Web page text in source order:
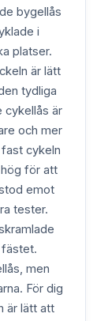
bygellås
i
platser.
är lätt
tydliga
cykellås är
och mer
cykeln
för att
emot
tester.
fästet.
men
För dig
är lätt att